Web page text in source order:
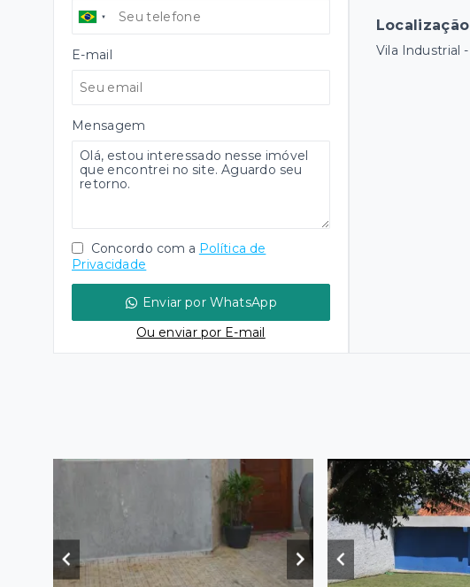
Localização
Vila Industrial
E-mail
Mensagem
Concordo com a Política de
Privacidade
Enviar por WhatsApp
Ou enviar por E-mail